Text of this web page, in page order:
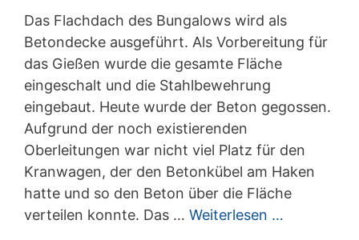
Das Flachdach des Bungalows wird als
Betondecke ausgeführt. Als Vorbereitung für
das Gießen wurde die gesamte Fläche
eingeschalt und die Stahlbewehrung
eingebaut. Heute wurde der Beton gegossen.
Aufgrund der noch existierenden
Oberleitungen war nicht viel Platz für den
Kranwagen, der den Betonkübel am Haken
hatte und so den Beton über die Fläche
verteilen konnte. Das … Weiterlesen …